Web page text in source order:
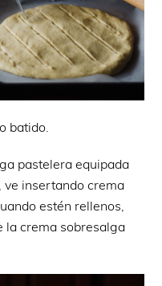
batido.
pastelera equipada
ve insertando crema
estén rellenos,
la crema sobresalga